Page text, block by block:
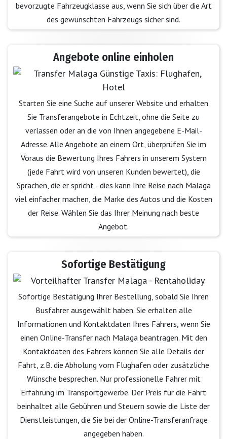
bevorzugte Fahrzeugklasse aus, wenn Sie sich über die Art
des gewünschten Fahrzeugs sicher sind.
Angebote online einholen
Starten Sie eine Suche auf unserer Website und erhalten
Sie Transferangebote in Echtzeit, ohne die Seite zu
verlassen oder an die von Ihnen angegebene E-Mail-
Adresse. Alle Angebote an einem Ort, überprüfen Sie im
Voraus die Bewertung Ihres Fahrers in unserem System
(jede Fahrt wird von unseren Kunden bewertet), die
Sprachen, die er spricht - dies kann Ihre Reise nach Malaga
viel einfacher machen, die Marke des Autos und die Kosten
der Reise. Wählen Sie das Ihrer Meinung nach beste
Angebot.
Sofortige Bestätigung
Sofortige Bestätigung Ihrer Bestellung, sobald Sie Ihren
Busfahrer ausgewählt haben. Sie erhalten alle
Informationen und Kontaktdaten Ihres Fahrers, wenn Sie
einen Online-Transfer nach Malaga beantragen. Mit den
Kontaktdaten des Fahrers können Sie alle Details der
Fahrt, z.B. die Abholung vom Flughafen oder zusätzliche
Wünsche besprechen. Nur professionelle Fahrer mit
Erfahrung im Transportgewerbe. Der Preis für die Fahrt
beinhaltet alle Gebühren und Steuern sowie die Liste der
Dienstleistungen, die Sie bei der Online-Transferanfrage
angegeben haben.